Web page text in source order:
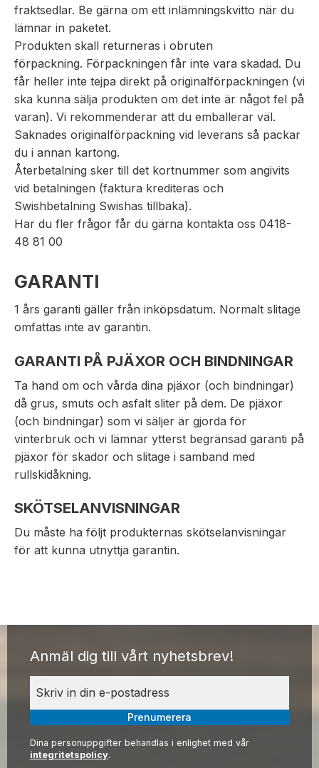
fraktsedlar. Be gärna om ett inlämningskvitto när du
lämnar in paketet.
Produkten skall returneras i obruten
förpackning. Förpackningen får inte vara skadad. Du
får heller inte tejpa direkt på originalförpackningen (vi
ska kunna sälja produkten om det inte är något fel på
varan). Vi rekommenderar att du emballerar väl.
Saknades originalförpackning vid leverans så packar
du i annan kartong.
Återbetalning sker till det kortnummer som angivits
vid betalningen (faktura krediteras och
Swishbetalning Swishas tillbaka).
Har du fler frågor får du gärna kontakta oss 0418-
48 81 00
GARANTI
1 års garanti gäller från inköpsdatum. Normalt slitage
omfattas inte av garantin.
GARANTI PÅ PJÄXOR OCH BINDNINGAR
Ta hand om och vårda dina pjäxor (och bindningar)
då grus, smuts och asfalt sliter på dem. De pjäxor
(och bindningar) som vi säljer är gjorda för
vinterbruk och vi lämnar ytterst begränsad garanti på
pjäxor för skador och slitage i samband med
rullskidåkning.
SKÖTSELANVISNINGAR
Du måste ha följt produkternas skötselanvisningar
för att kunna utnyttja garantin.
Anmäl dig till vårt nyhetsbrev!
Prenumerera
Dina personuppgifter behandlas i enlighet med vår
integritetspolicy.